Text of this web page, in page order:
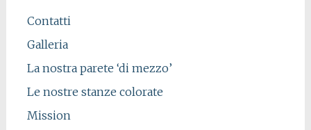
Contatti
Galleria
La nostra parete ‘di mezzo’
Le nostre stanze colorate
Mission